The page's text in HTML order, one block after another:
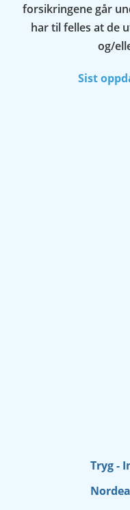
forsikringene går
har til felles at de
og/
Sist
Tryg -